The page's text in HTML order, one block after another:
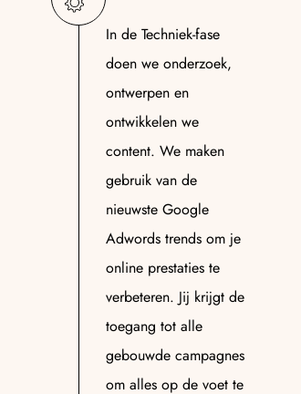
In de Techniek-fase
doen we onderzoek,
ontwerpen en
ontwikkelen we
content. We maken
gebruik van de
nieuwste Google
Adwords trends om je
online prestaties te
verbeteren. Jij krijgt de
toegang tot alle
gebouwde campagnes
om alles op de voet te